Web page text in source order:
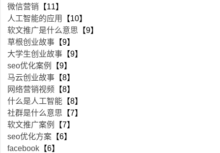
微信营销 【11】
人工智能的应用
【10】
软文推广是什么意思 【9】
草根创业故事 【9】
大学生创业故事 【9】
seo优化案例
【9】
马云创业故事 【8】
网络营销视频 【8】
什么是人工智能 【8】
社群是什么意思 【7】
软文推广案例
【7】
seo优化方案 【6】
facebook 【6】